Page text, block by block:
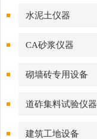
水泥土仪器
CA砂浆仪器
砌墙砖专用设备
道砟集料试验仪器
建筑工地设备